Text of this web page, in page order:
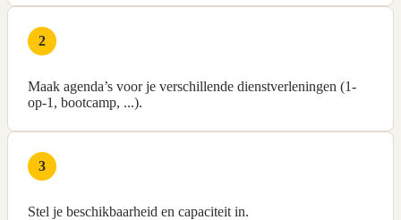
2
Maak agenda’s voor je verschillende dienstverleningen (1-
op-1, bootcamp, ...).
3
Stel je beschikbaarheid en capaciteit in.